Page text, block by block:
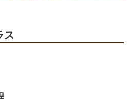
ス